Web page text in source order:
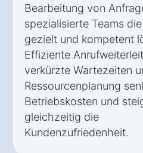
Bearbeitung von
spezialisierte Teams
gezielt und kompetent
Effiziente
verkürzte Wartezeiten
Ressourcenplanung
Betriebskosten und
gleichzeitig die
Kundenzufriedenheit.